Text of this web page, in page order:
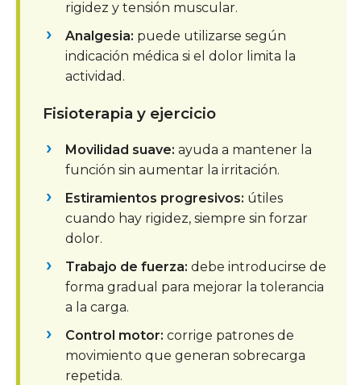
rigidez y tensión muscular.
Analgesia: puede utilizarse según
indicación médica si el dolor limita la
actividad.
Fisioterapia y ejercicio
Movilidad suave: ayuda a mantener la
función sin aumentar la irritación.
Estiramientos progresivos: útiles
cuando hay rigidez, siempre sin forzar
dolor.
Trabajo de fuerza: debe introducirse de
forma gradual para mejorar la tolerancia
a la carga.
Control motor: corrige patrones de
movimiento que generan sobrecarga
repetida.